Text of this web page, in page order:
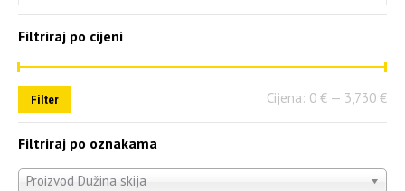
Filtriraj po cijeni
Filter Cijena: 0 € — 3,730 €
Filtriraj po oznakama
Proizvod Dužina skija